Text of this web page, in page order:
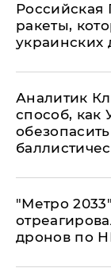
Российская
ракеты,
украинских
Аналитик
способ, как
"Метро
дронов по